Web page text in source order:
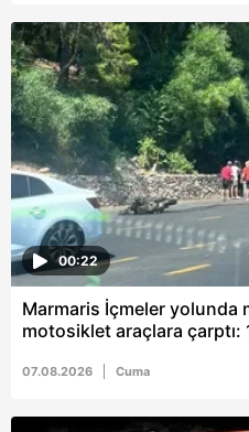
6698 sayılı Kişisel Verilerin
hazırlanmış Aydınlatma
ilgili mevzuata uygun olarak
almak için lütfentıklayınız .
00:22
Marmaris İçmeler yolunda
motosiklet araçlara çarptı:
07.08.2026 Cuma